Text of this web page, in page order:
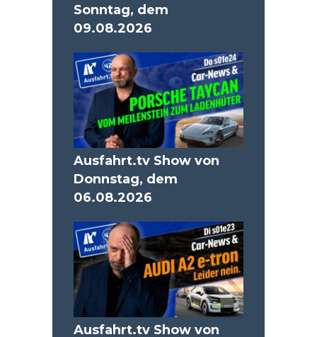
Sonntag, dem
09.08.2026
Ausfahrt.tv Show von
Donnstag, dem
06.08.2026
Ausfahrt.tv Show von